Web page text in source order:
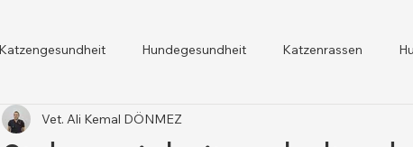
Katzengesundheit Hundegesundheit Katzenrassen
Hunde Tiergesundheit und Gesetzesaktualis
Vet. Ali Kemal DÖNMEZ